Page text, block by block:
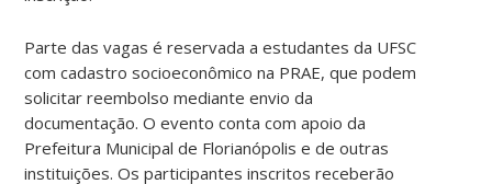
Parte das vagas é reservada a estudantes da UFSC
com cadastro socioeconômico na PRAE, que podem
solicitar reembolso mediante envio da
documentação. O evento conta com apoio da
Prefeitura Municipal de Florianópolis e de outras
instituições. Os participantes inscritos receberão